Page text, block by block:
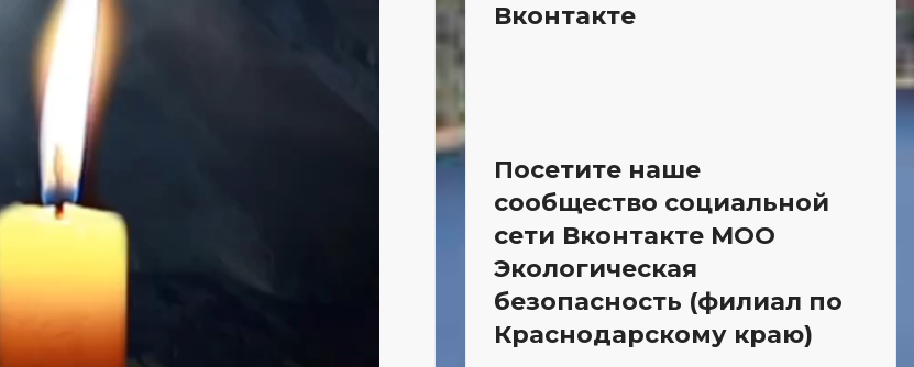
Вконтакте
Посетите наше
сообщество социальной
сети Вконтакте МОО
Экологическая
безопасность (филиал по
Краснодарскому краю)